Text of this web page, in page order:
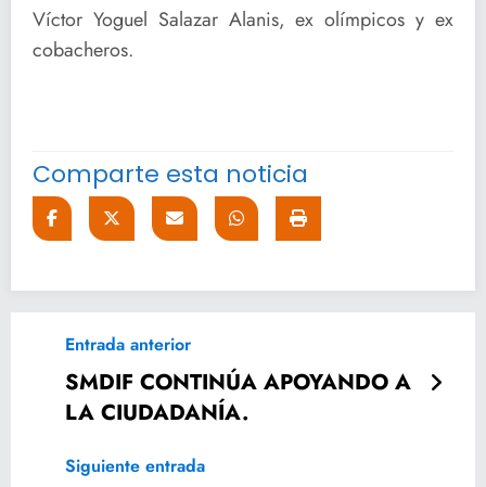
Víctor Yoguel Salazar Alanis, ex olímpicos y ex
cobacheros.
Comparte esta noticia
Entrada anterior
SMDIF CONTINÚA APOYANDO A
LA CIUDADANÍA.
Siguiente entrada